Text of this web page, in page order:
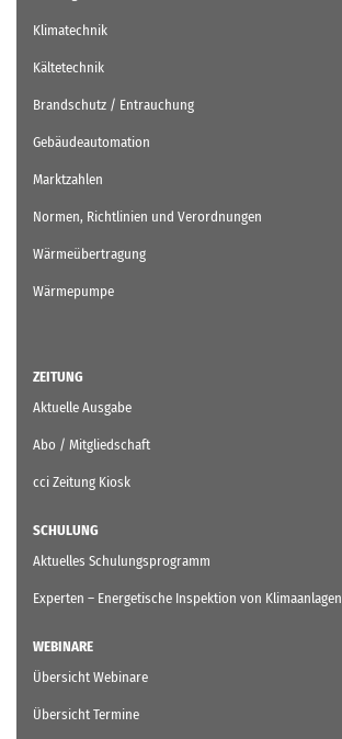
Klimatechnik
Kältetechnik
Brandschutz / Entrauchung
Gebäudeautomation
Marktzahlen
Normen, Richtlinien und Verordnungen
Wärmeübertragung
Wärmepumpe
ZEITUNG
Aktuelle Ausgabe
Abo / Mitgliedschaft
cci Zeitung Kiosk
SCHULUNG
Aktuelles Schulungsprogramm
Experten – Energetische Inspektion von Klimaanlagen
WEBINARE
Übersicht Webinare
Übersicht Termine